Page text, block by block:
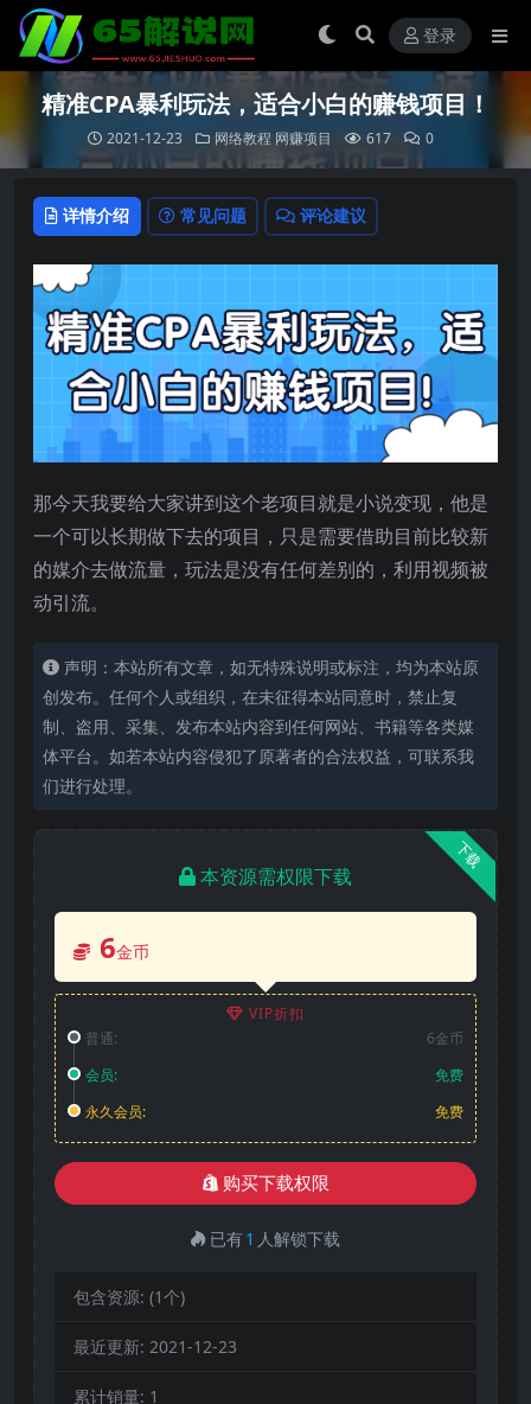
登录
精准CPA暴利玩法，适合小白的赚钱项目！
2021-12-23 网络教程 网赚项目 617 0
详情介绍 常见问题 评论建议
那今天我要给大家讲到这个老项目就是小说变现，他是
一个可以长期做下去的项目，只是需要借助目前比较新
的媒介去做流量，玩法是没有任何差别的，利用视频被
动引流。
声明：本站所有文章，如无特殊说明或标注，均为本站原
创发布。任何个人或组织，在未征得本站同意时，禁止复
制、盗用、采集、发布本站内容到任何网站、书籍等各类媒
体平台。如若本站内容侵犯了原著者的合法权益，可联系我
们进行处理。
下载
本资源需权限下载
6金币
VIP折扣
普通:
6金币
会员:
免费
永久会员:
免费
购买下载权限
已有1 人解锁下载
包含资源: (1个)
最近更新: 2021-12-23
累计销量: 1